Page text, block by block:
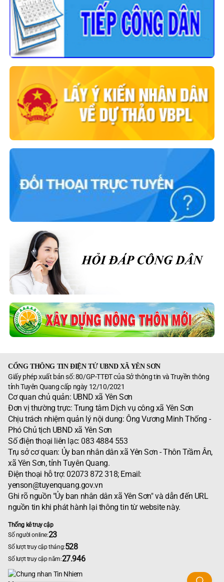
CỔNG THÔNG TIN ĐIỆN TỬ UBND XÃ YÊN SƠN
Giấy phép xuất bản số: 80/GP-TTĐT của Sở thông tin và Truyền thông
tỉnh Tuyên Quang cấp ngày 12/10/2021
Cơ quan chủ quản: UBND xã Yên Sơn
Đơn vị thường trực: Trung tâm Dịch vụ công xã Yên Sơn
Chịu trách nhiệm quản lý nội dung: Ông Vương Minh Thống -
Phó Chủ tịch UBND xã Yên Sơn
Số điện thoại liên lạc: 083 4884 553
Trụ sở cơ quan: Ủy ban nhân dân xã Yên Sơn - Thôn Trầm Ân,
xã Yên Sơn, tỉnh Tuyên Quang.
Điện thoại hỗ trợ: 02073 872 318; Email:
yenson@tuyenquang.gov.vn
Ghi rõ nguồn "Ủy ban nhân dân xã Yên Sơn" và dẫn đến URL
nguồn tin khi phát hành lại thông tin từ website này.
Thống kê truy cập
Số người online:23
Số lượt truy cập tháng:528
Số lượt truy cập năm:27.946